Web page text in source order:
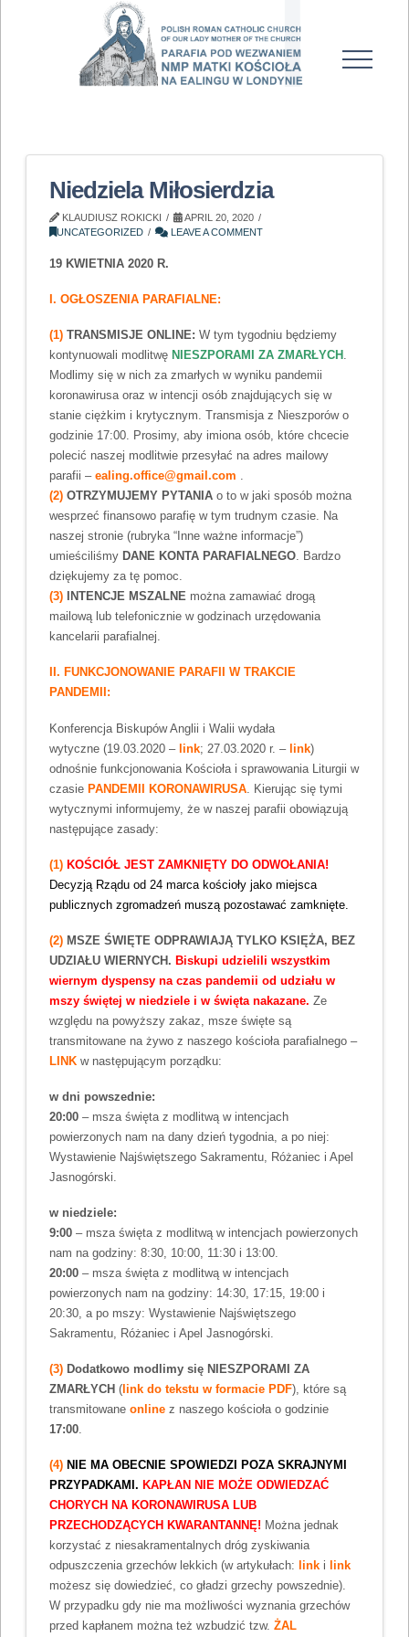
Niedziela Miłosierdzia
KLAUDIUSZ ROKICKI
APRIL 20, 2020
UNCATEGORIZED
LEAVE A COMMENT
19 KWIETNIA 2020 R.
I. OGŁOSZENIA PARAFIALNE:
(1) TRANSMISJE ONLINE: W tym tygodniu będziemy
kontynuowali modlitwę NIESZPORAMI ZA ZMARŁYCH .
Modlimy się w nich za zmarłych w wyniku pandemii
koronawirusa oraz w intencji osób znajdujących się w
stanie ciężkim i krytycznym. Transmisja z Nieszporów o
godzinie 17:00. Prosimy, aby imiona osób, które chcecie
polecić naszej modlitwie przesyłać na adres mailowy
parafii – ealing.office@gmail.com .
(2) OTRZYMUJEMY PYTANIAo to w jaki sposób można
wesprzeć finansowo parafię w tym trudnym czasie. Na
naszej stronie (rubryka “Inne ważne informacje”)
umieściliśmy DANE KONTA PARAFIALNEGO. Bardzo
dziękujemy za tę pomoc.
(3)
INTENCJE MSZALNEmożna zamawiać drogą
mailową lub telefonicznie w godzinach urzędowania
kancelarii parafialnej.
II. FUNKCJONOWANIE PARAFII W TRAKCIE
PANDEMII:
Konferencja Biskupów Anglii i Walii wydała
wytyczne (19.03.2020 – link; 27.03.2020 r. – link)
odnośnie funkcjonowania Kościoła i sprawowania Liturgii w
czasie PANDEMII KORONAWIRUSA. Kierując się tymi
wytycznymi informujemy, że w naszej parafii obowiązują
następujące zasady:
(1) KOŚCIÓŁ JEST ZAMKNIĘTY DO ODWOŁANIA!
Decyzją Rządu od 24 marca kościoły jako miejsca
publicznych zgromadzeń muszą pozostawać zamknięte.
(2) MSZE ŚWIĘTE ODPRAWIAJĄ TYLKO KSIĘŻA, BEZ
UDZIAŁU WIERNYCH. Biskupi udzielili wszystkim
wiernym dyspensy na czas pandemii od udziału w
mszy świętej w niedziele i w święta nakazane. Ze
względu na powyższy zakaz, msze święte są
transmitowane na żywo z naszego kościoła parafialnego –
LINKw następującym porządku:
w dni powszednie:
20:00– msza święta z modlitwą w intencjach
powierzonych nam na dany dzień tygodnia, a po niej:
Wystawienie Najświętszego Sakramentu, Różaniec i Apel
Jasnogórski.
w niedziele:
9:00– msza święta z modlitwą w intencjach powierzonych
nam na godziny: 8:30, 10:00, 11:30 i 13:00.
20:00– msza święta z modlitwą w intencjach
powierzonych nam na godziny: 14:30, 17:15, 19:00 i
20:30, a po mszy: Wystawienie Najświętszego
Sakramentu, Różaniec i Apel Jasnogórski.
(3)Dodatkowo modlimy się NIESZPORAMI ZA
ZMARŁYCH (link do tekstu w formacie PDF), które są
transmitowane onlinez naszego kościoła o godzinie
17:00.
(4) NIE MA OBECNIE SPOWIEDZI POZA SKRAJNYMI
PRZYPADKAMI. KAPŁAN NIE MOŻE ODWIEDZAĆ
CHORYCH NA KORONAWIRUSA LUB
PRZECHODZĄCYCH KWARANTANNĘ! Można jednak
korzystać z niesakramentalnych dróg zyskiwania
odpuszczenia grzechów lekkich (w artykułach: linki link
możesz się dowiedzieć, co gładzi grzechy powszednie).
W przypadku gdy nie ma możliwości wyznania grzechów
przed kapłanem można też wzbudzić tzw. ŻAL